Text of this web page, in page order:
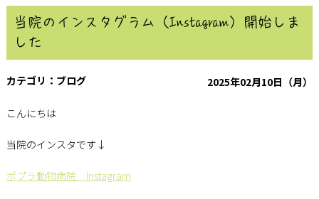
当院のインスタグラム（Instagram）開始しま
した
ブログ 2025年02月10日（月）
こんにちは
当院のインスタです↓
ポプラ動物病院 Instagram